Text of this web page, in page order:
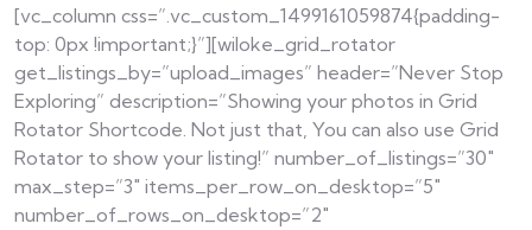
[vc_column css=”.vc_custom_1499161059874{padding-
top: 0px !important;}”][wiloke_grid_rotator
get_listings_by=”upload_images” header=”Never Stop
Exploring” description=”Showing your photos in Grid
Rotator Shortcode. Not just that, You can also use Grid
Rotator to show your listing!” number_of_listings=”30″
max_step=”3″ items_per_row_on_desktop=”5″
number_of_rows_on_desktop=”2″